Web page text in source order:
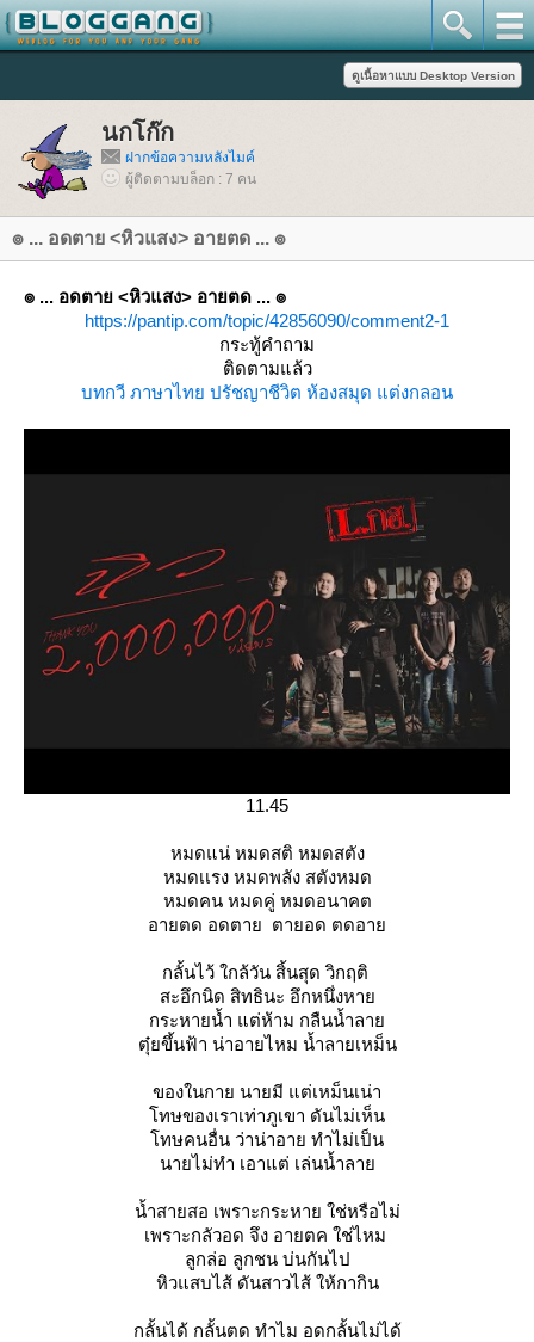
นกโก๊ก
ฝากข้อความหลังไมค์
ผู้ติดตามบล็อก : 7 คน
๏ ... อดตาย <หิวแสง> อายตด ... ๏
๏ ... อดตาย <หิวแสง> อายตด ... ๏
https://pantip.com/topic/42856090/comment2-1
กระทู้คำถาม
ติดตามแล้ว
บทกวี ภาษาไท ปรัชญาชีวิต ห้องสมุด ต่งกลอน
11.45
หมดแน่ หมดสติ หมดสตัง
หมดเเรง หมดพลัง สตังหมด
หมดคน หมดคู่ หมดอนาคต
อายตด อดตาย ตายอด ตดอา
กลั้นไว้ ใกล้วัน สิ้นสุด วิกฤติ
สะอึกนิด สิทธินะ อึกหนึ่งหา
กระหายน้ำ แต่ห้าม กลืนน้ำลา
ตุ๋ยขึ้นฟ้า น่าอายไหม น้ำลายเหม็น
ของในกาย นายมี แต่เหม็นเน่า
ทษของเราเท่าภูเขา ดันไม่เห็น
ทษคนอื่น ว่าน่าอาย ทำไม่เป็น
นายไม่ทำ เอาแต่ เล่นน้ำลา
น้ำสายสอ เพราะกระหาย ใช่หรือไม่
เพราะกลัวอด จึง อายตค ใช่ไหม
ลูกล่อ ลูกชน บ่นกันไป
หิวแสบไส้ ดันสาวไส้ ให้กากิน
กลั้นได้ กลั้นตด ทำไม อดกลั้นไม่ได้